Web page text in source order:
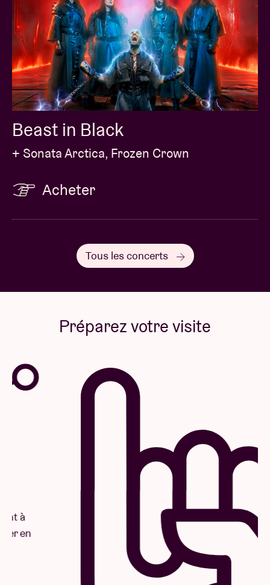
Beast in Black
+ Sonata Arctica, Frozen Crown
Acheter
Tous les concerts
Préparez votre visite